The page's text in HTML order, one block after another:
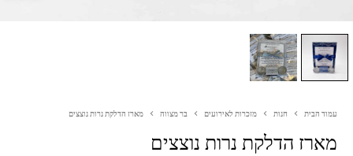
עמוד הבית חנות מזכרות לאירועים בר מצווה מארז הדלקת נרות נוצצים
מארז הדלקת נרות נוצצים